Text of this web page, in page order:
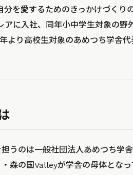
を愛するためのきっかけづくり
アに入社、同年小中学生対象の野
より高校生対象のあめつち学舎代
うのは一般社団法人あめつち学
森の国Valleyが学舎の母体とな